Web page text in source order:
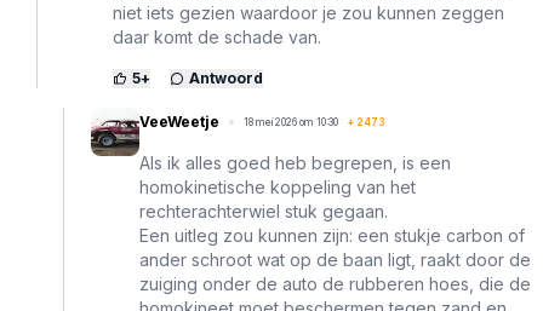
niet iets gezien waardoor je zou kunnen zeggen
daar komt de schade van.
5+ Antwoord
VeeWeetje 18 mei 2026 om 10:30 + 2473
Als ik alles goed heb begrepen, is een
homokinetische koppeling van het
rechterachterwiel stuk gegaan.
Een uitleg zou kunnen zijn: een stukje carbon of
ander schroot wat op de baan ligt, raakt door de
zuiging onder de auto de rubberen hoes, die de